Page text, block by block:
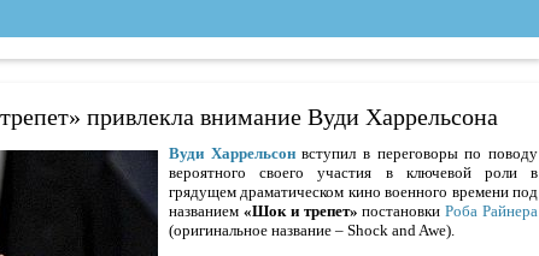
привлекла внимание Вуди Харрельсона
Вуди Харрельсон вступил в переговоры по поводу
вероятного своего участия в ключевой роли в
грядущем драматическом кино военного времени под
названием «Шок и трепет» постановкиРоба Райнера
(оригинальное название – Shock and Awe).